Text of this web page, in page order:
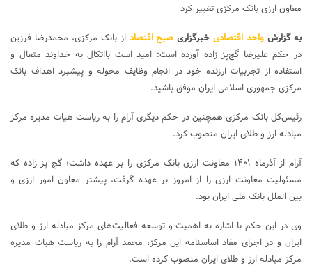
معاون ارزی بانک مرکزی تغییر کرد
به گزارش واحد اقتصادی خبرگزاری صبح اقتصاد از بانک مرکزی، محمدرضا فرزین
در حکم علیرضا گچ‌پز زاده آورده است: امید است بااتکال به خداوند متعال و
استفاده از تجربیات ارزنده خود در انجام وظایف محوله و پیشبرد اهداف بانک
مرکزی جمهوری اسلامی ایران موفق باشید.
رئیس‌کل بانک مرکزی همچنین در حکم دیگری آرام را به ریاست هیات مدیره مرکز
مبادله ارز و طلای ایران منصوب کرد.
آرام از آذرماه ۱۴۰۱ معاونت ارزی بانک مرکزی را بر عهده داشت؛ گچ پز زاده که
مسئولیت معاونت ارزی را از امروز بر عهده گرفت، پیشتر معاون امور ارزی و
بین الملل بانک ملی ایران بود.
وی در این حکم با اشاره به اهمیت و توسعه فعالیت‌های مرکز مبادله ارز و طلای
ایران و در اجرای مفاد اساسنامه این مرکز، محمد آرام را به ریاست هیات مدیره
مرکز مبادله ارز و طلای ایران منصوب کرده است.